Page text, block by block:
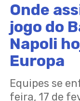
Onde
jogo do
Napoli
Europa
Equipes se
feira, 17 de